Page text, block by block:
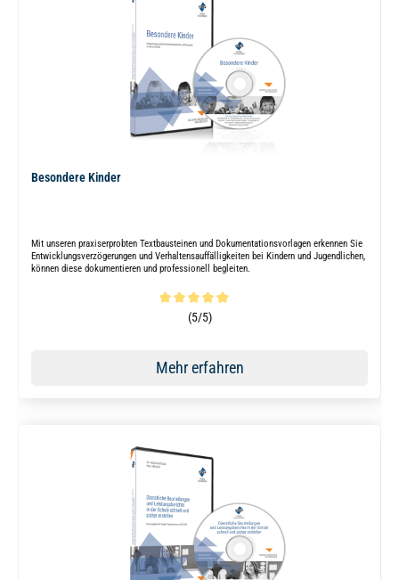
Besondere Kinder
Mit unseren praxiserprobten Textbausteinen und Dokumentationsvorlagen erkennen Sie
Entwicklungsverzögerungen und Verhaltensauffälligkeiten bei Kindern und Jugendlichen,
können diese dokumentieren und professionell begleiten.
Durchschnittliche Bewertung von 5 von 5 Sternen
(5/5)
Mehr erfahren